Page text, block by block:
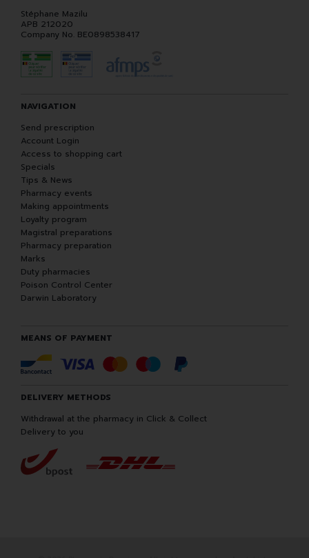
Stéphane Mazilu
APB 212020
Company No. BE0898538417
NAVIGATION
Send prescription
Account Login
Access to shopping cart
Specials
Tips & News
Pharmacy events
Making appointments
Loyalty program
Magistral preparations
Pharmacy preparation
Marks
Duty pharmacies
Poison Control Center
Darwin Laboratory
MEANS OF PAYMENT
DELIVERY METHODS
Withdrawal at the pharmacy in Click & Collect
Delivery to you